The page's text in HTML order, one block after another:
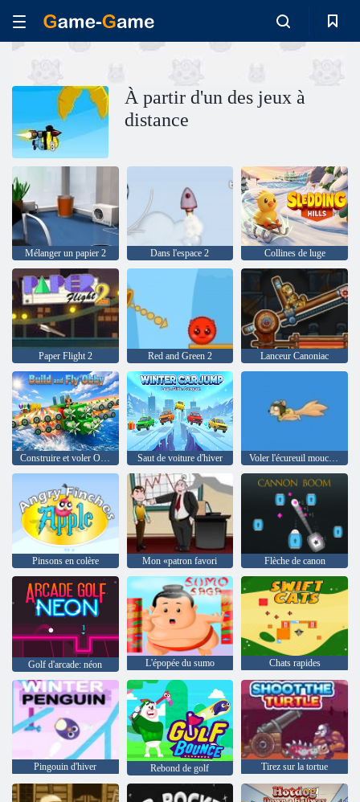
À partir d'un des jeux à
distance
Mélanger un papier 2 Dans l'espace 2 Collines de luge
Paper Flight 2 Red and Green 2 Lanceur Canoniac
Construire et voler Obby Saut de voiture d'hiver Voler l'écureuil mouche 2
Pinsons en colère Mon «patron favori Flèche de canon
Golf d'arcade: néon L'épopée du sumo Chats rapides
Pingouin d'hiver Rebond de golf Tirez sur la tortue